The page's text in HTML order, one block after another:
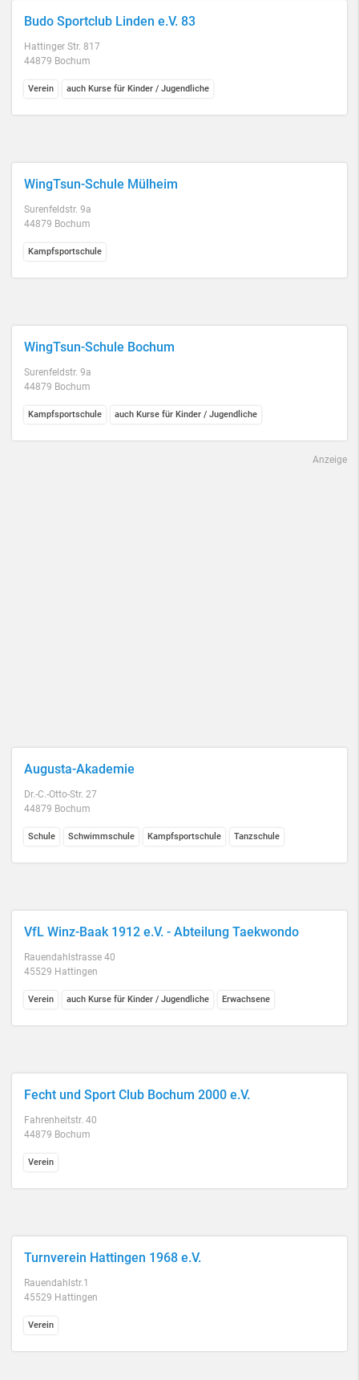
Budo Sportclub Linden e.V. 83
Hattinger Str. 817
44879 Bochum
Verein auch Kurse für Kinder / Jugendliche
WingTsun-Schule Mülheim
Surenfeldstr. 9a
44879 Bochum
Kampfsportschule
WingTsun-Schule Bochum
Surenfeldstr. 9a
44879 Bochum
Kampfsportschule auch Kurse für Kinder / Jugendliche
Anzeige
Augusta-Akademie
Dr.-C.-Otto-Str. 27
44879 Bochum
Schule Schwimmschule Kampfsportschule Tanzschule
VfL Winz-Baak 1912 e.V. - Abteilung Taekwondo
Rauendahlstrasse 40
45529 Hattingen
Verein auch Kurse für Kinder / Jugendliche Erwachsene
Fecht und Sport Club Bochum 2000 e.V.
Fahrenheitstr. 40
44879 Bochum
Verein
Turnverein Hattingen 1968 e.V.
Rauendahlstr.1
45529 Hattingen
Verein